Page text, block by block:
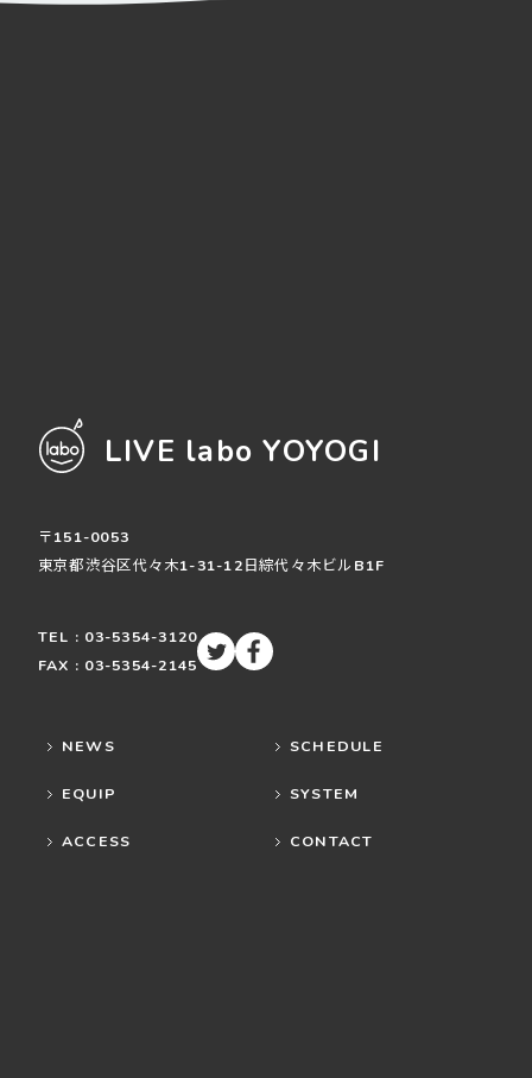
LIVE labo YOYOGI
〒151-0053
東京都渋谷区代々木1-31-12日綜代々木ビルB1F
TEL : 03-5354-3120
FAX : 03-5354-2145
NEWS SCHEDULE
EQUIP SYSTEM
ACCESS CONTACT